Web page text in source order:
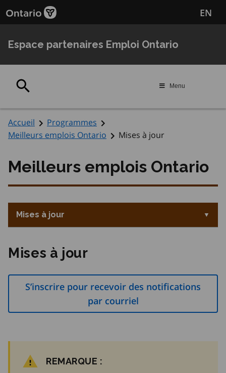
au
principal
au
EN
Espace partenaires Emploi Ontario
Menu
Accueil
Programmes
Meilleurs emplois Ontario
Mises à jour
Meilleurs emplois Ontario
Mises à jour
Mises à jour
S’inscrire pour recevoir des notifications
par courriel
REMARQUE :